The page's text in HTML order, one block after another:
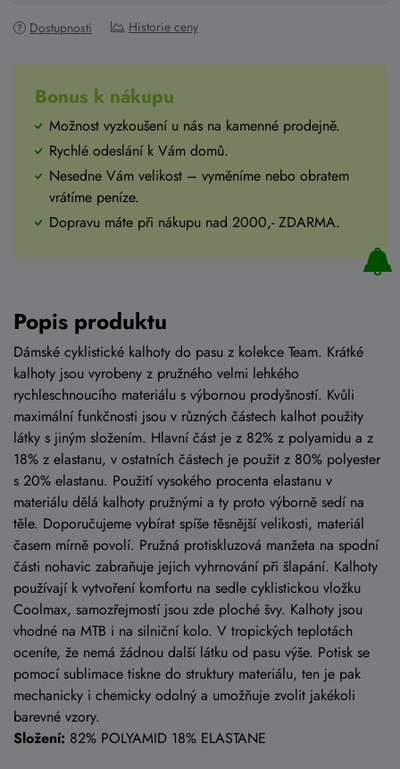
Dostupnosti Historie ceny
Bonus k nákupu
Možnost vyzkoušení u nás na kamenné prodejně.
Rychlé odeslání k Vám domů.
Nesedne Vám velikost – vyměníme nebo obratem
vrátíme peníze.
Dopravu máte při nákupu nad 2000,- ZDARMA.
Popis produktu
Dámské cyklistické kalhoty do pasu z kolekce Team. Krátké
kalhoty jsou vyrobeny z pružného velmi lehkého
rychleschnoucího materiálu s výbornou prodyšností. Kvůli
maximální funkčnosti jsou v různých částech kalhot použity
látky s jiným složením. Hlavní část je z 82% z polyamidu a z
18% z elastanu, v ostatních částech je použit z 80% polyester
s 20% elastanu. Použití vysokého procenta elastanu v
materiálu dělá kalhoty pružnými a ty proto výborně sedí na
těle. Doporučujeme vybírat spíše těsnější velikosti, materiál
časem mírně povolí. Pružná protiskluzová manžeta na spodní
části nohavic zabraňuje jejich vyhrnování při šlapání. Kalhoty
používají k vytvoření komfortu na sedle cyklistickou vložku
Coolmax, samozřejmostí jsou zde ploché švy. Kalhoty jsou
vhodné na MTB i na silniční kolo. V tropických teplotách
oceníte, že nemá žádnou další látku od pasu výše. Potisk se
pomocí sublimace tiskne do struktury materiálu, ten je pak
mechanicky i chemicky odolný a umožňuje zvolit jakékoli
barevné vzory.
Složení: 82% POLYAMID 18% ELASTANE